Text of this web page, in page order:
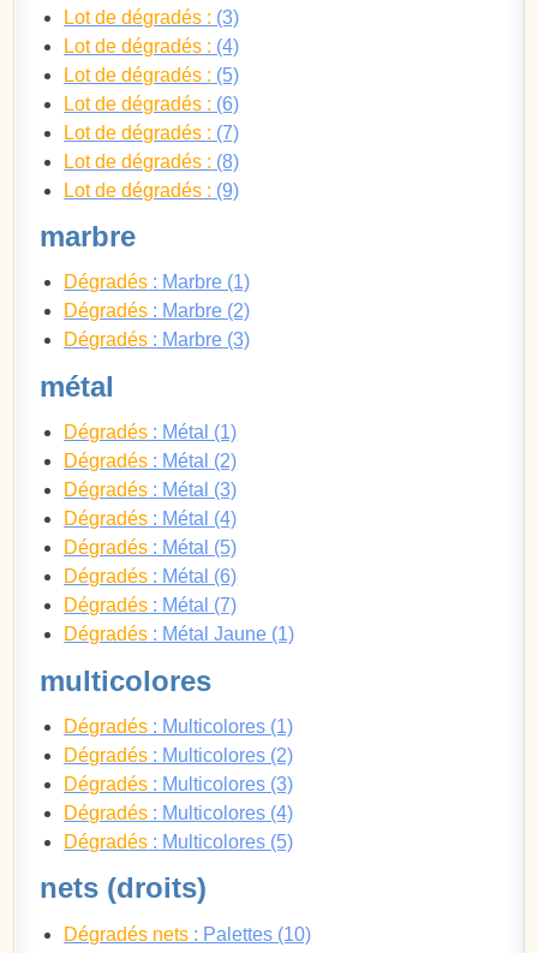
Lot de dégradés : (3)
Lot de dégradés : (4)
Lot de dégradés : (5)
Lot de dégradés : (6)
Lot de dégradés : (7)
Lot de dégradés : (8)
Lot de dégradés : (9)
marbre
Dégradés : Marbre (1)
Dégradés : Marbre (2)
Dégradés : Marbre (3)
métal
Dégradés : Métal (1)
Dégradés : Métal (2)
Dégradés : Métal (3)
Dégradés : Métal (4)
Dégradés : Métal (5)
Dégradés : Métal (6)
Dégradés : Métal (7)
Dégradés : Métal Jaune (1)
multicolores
Dégradés : Multicolores (1)
Dégradés : Multicolores (2)
Dégradés : Multicolores (3)
Dégradés : Multicolores (4)
Dégradés : Multicolores (5)
nets (droits)
Dégradés nets : Palettes (10)